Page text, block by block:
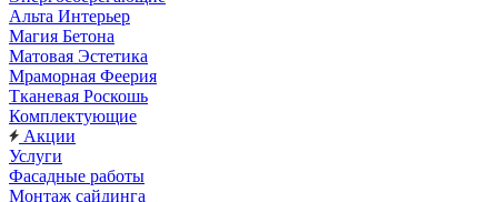
Альта Интерьер
Магия Бетона
Матовая Эстетика
Мраморная Феерия
Тканевая Роскошь
Комплектующие
Акции
Услуги
Фасадные работы
Монтаж сайдинга